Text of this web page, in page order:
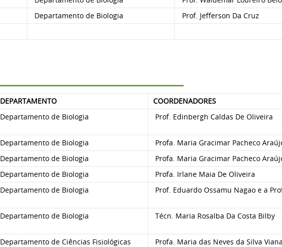
Departamento de Biologia Prof. Jefferson Da Cruz
DEPARTAMENTO
COORDENADORES
Departamento de Biologia Prof. Edinbergh Caldas De Oliveira
Departamento de Biologia
Profa. Maria Gracimar Pacheco
Departamento de Biologia
Profa. Maria Gracimar Pacheco
Departamento de Biologia
Profa. Irlane Maia De Oliveira
Departamento de Biologia Prof. Eduardo Ossamu Nagao e a
Departamento de Biologia Técn. Maria Rosalba Da Costa Bilby
Departamento de Ciências Fisiológicas
Profa. Maria das Neves da Silva